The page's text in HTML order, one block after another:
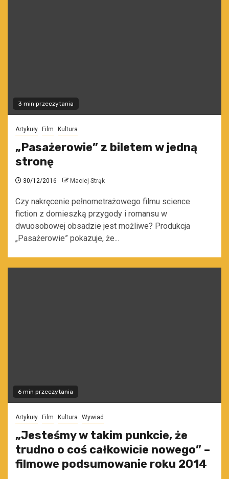
3 min przeczytania
Artykuły Film Kultura
„Pasażerowie” z biletem w jedną
stronę
30/12/2016 Maciej Strąk
Czy nakręcenie pełnometrażowego filmu science
fiction z domieszką przygody i romansu w
dwuosobowej obsadzie jest możliwe? Produkcja
„Pasażerowie” pokazuje, że...
6 min przeczytania
Artykuły Film Kultura Wywiad
„Jesteśmy w takim punkcie, że
trudno o coś całkowicie nowego” –
filmowe podsumowanie roku 2014